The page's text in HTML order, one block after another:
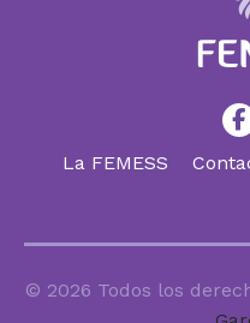
La FEMESS
© 2026 Todos los